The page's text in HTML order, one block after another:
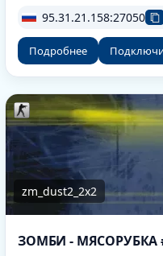
95.31.21.158:27050
Подробнее
zm_dust2_2x2
ЗОМБИ - МЯСОРУБКА